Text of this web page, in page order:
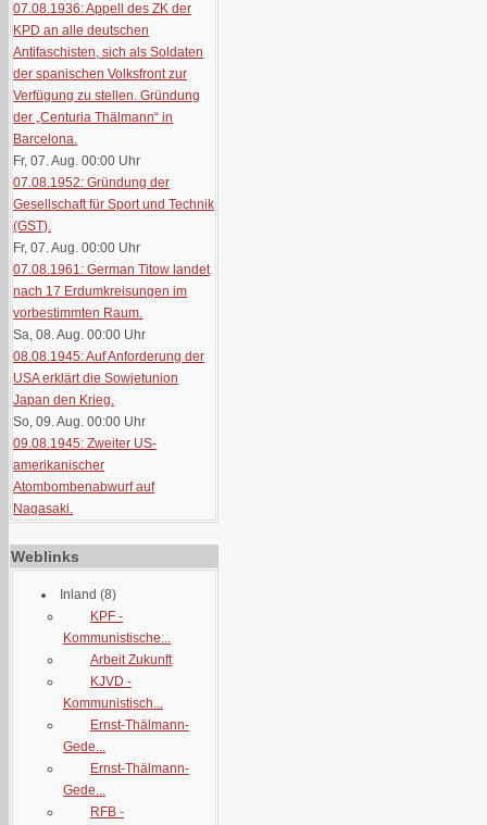
07.08.1936: Appell des ZK der
KPD an alle deutschen
Antifaschisten, sich als Soldaten
der spanischen Volksfront zur
Verfügung zu stellen. Gründung
der „Centuria Thälmann“ in
Barcelona.
Fr, 07. Aug. 00:00 Uhr
07.08.1952: Gründung der
Gesellschaft für Sport und Technik
(GST).
Fr, 07. Aug. 00:00 Uhr
07.08.1961: German Titow landet
nach 17 Erdumkreisungen im
vorbestimmten Raum.
Sa, 08. Aug. 00:00 Uhr
08.08.1945: Auf Anforderung der
USA erklärt die Sowjetunion
Japan den Krieg.
So, 09. Aug. 00:00 Uhr
09.08.1945: Zweiter US-
amerikanischer
Atombombenabwurf auf
Nagasaki.
Weblinks
Inland (8)
KPF -
Kommunistische...
Arbeit Zukunft
KJVD -
Kommunistisch...
Ernst-Thälmann-
Gede...
Ernst-Thälmann-
Gede...
RFB -